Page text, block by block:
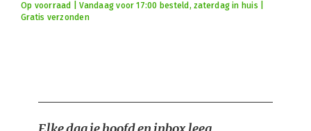
Op voorraad | Vandaag voor 17:00 besteld, zaterdag in huis |
Gratis verzonden